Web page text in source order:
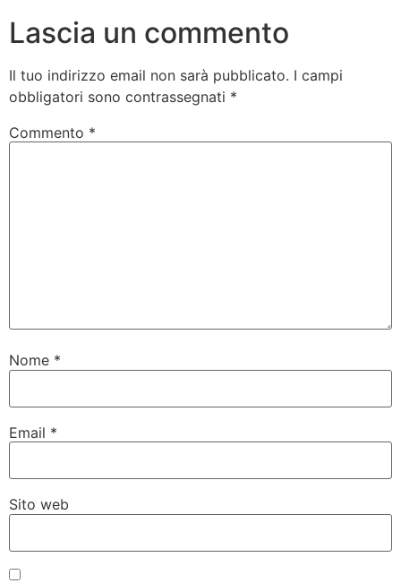
Lascia un commento
Il tuo indirizzo email non sarà pubblicato. I campi
obbligatori sono contrassegnati *
Commento *
Nome *
Email *
Sito web